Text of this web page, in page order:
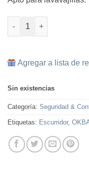
Escurridor de
Agregar a lista de
Sin existencias
Categoría: Seguridad &
Etiquetas: Escurridor,